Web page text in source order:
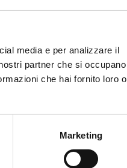
media e per analizzare il
partner che si occupano
che hai fornito loro o
Marketing